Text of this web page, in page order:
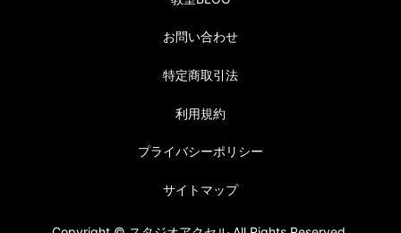
お問い合わせ
特定商取引法
利用規約
プライバシーポリシー
サイトマップ